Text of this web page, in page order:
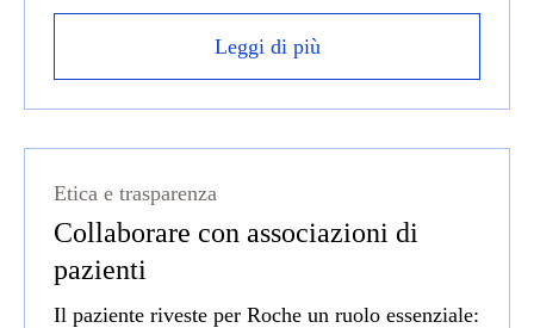
Leggi di più
Collaborare con associazioni di
pazienti
Etica e trasparenza
Il paziente riveste per Roche un ruolo essenziale: